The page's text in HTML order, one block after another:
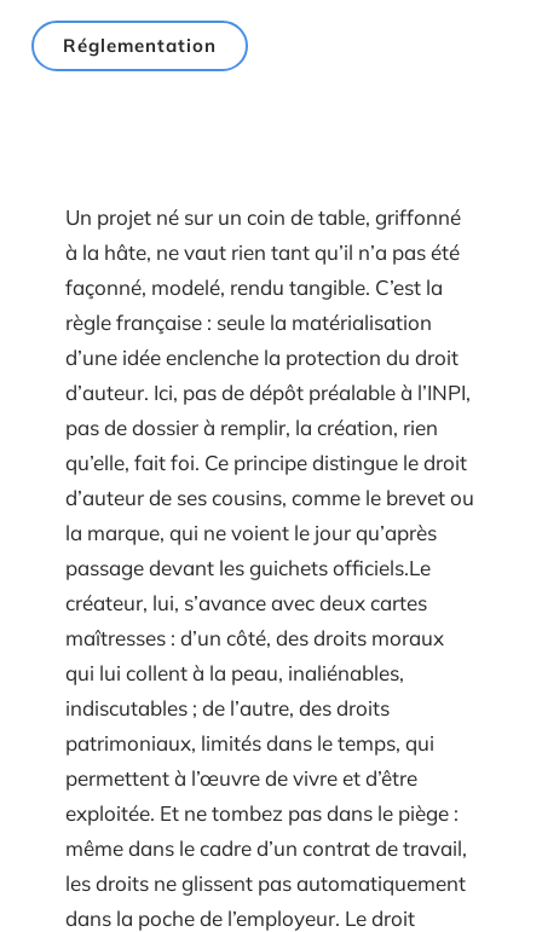
Réglementation
Un projet né sur un coin de table, griffonné
à la hâte, ne vaut rien tant qu’il n’a pas été
façonné, modelé, rendu tangible. C’est la
règle française : seule la matérialisation
d’une idée enclenche la protection du droit
d’auteur. Ici, pas de dépôt préalable à l’INPI,
pas de dossier à remplir, la création, rien
qu’elle, fait foi. Ce principe distingue le droit
d’auteur de ses cousins, comme le brevet ou
la marque, qui ne voient le jour qu’après
passage devant les guichets officiels.Le
créateur, lui, s’avance avec deux cartes
maîtresses : d’un côté, des droits moraux
qui lui collent à la peau, inaliénables,
indiscutables ; de l’autre, des droits
patrimoniaux, limités dans le temps, qui
permettent à l’œuvre de vivre et d’être
exploitée. Et ne tombez pas dans le piège :
même dans le cadre d’un contrat de travail,
les droits ne glissent pas automatiquement
dans la poche de l’employeur. Le droit